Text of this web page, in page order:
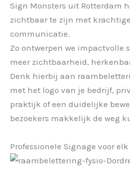
Sign Monsters uit Rotterdam
zichtbaar te zijn met
communicatie.
Zo ontwerpen we impactvolle
meer zichtbaarheid,
Denk hierbij aan
met het logo van je bedrijf,
praktijk of een duidelijke
bezoekers makkelijk de weg
Professionele Signage voor